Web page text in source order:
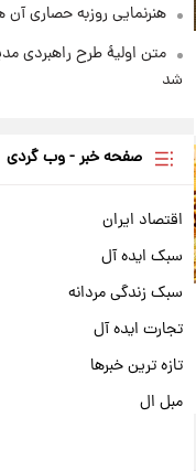
هنرنمایی روزبه حصاری آن
متن اولیۀ طرح راهبردی
شد
صفحه خبر - وب گردی
اقتصاد ایران
سبک ایده آل
سبک زندگی مردانه
تجارت ایده آل
تازه ترین خبرها
مبل ال